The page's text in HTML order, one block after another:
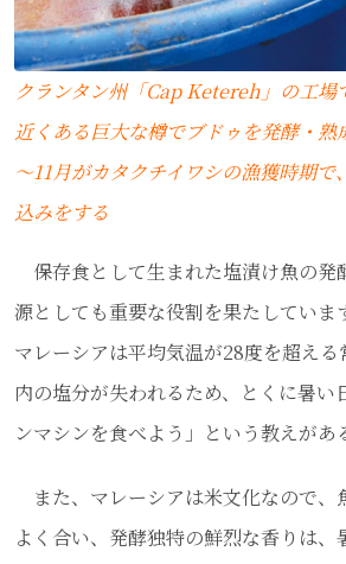
クランタン州「Cap Ketereh」の工場
近くある巨大な樽でブドゥを発酵・熟
～11月がカタクチイワシの漁獲時期で
込みをする
保存食として生まれた塩漬け魚の発
源としても重要な役割を果たしていま
マレーシアは平均気温が28度を超え
内の塩分が失われるため、とくに暑い
ンマシンを食べよう」という教えがあ
また、マレーシアは米文化なので、
よく合い、発酵独特の鮮烈な香りは、